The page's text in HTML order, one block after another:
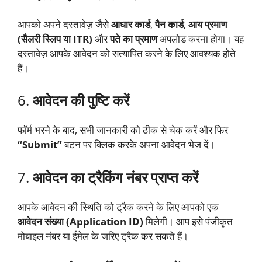
आपको अपने दस्तावेज़ जैसेआधार कार्ड,पैन कार्ड, आय प्रमाण
(सैलरी स्लिप या ITR) औरपते का प्रमाणअपलोड करना होगा। यह
दस्तावेज़ आपके आवेदन को सत्यापित करने के लिए आवश्यक होते
हैं।
6. आवेदन की पुष्टि करें
फॉर्म भरने के बाद, सभी जानकारी को ठीक से चेक करें और फिर
“Submit”बटन पर क्लिक करके अपना आवेदन भेज दें।
7. आवेदन का ट्रैकिंग नंबर प्राप्त करें
आपके आवेदन की स्थिति को ट्रैक करने के लिए आपको एक
आवेदन संख्या (Application ID)मिलेगी। आप इसे पंजीकृत
मोबाइल नंबर या ईमेल के जरिए ट्रैक कर सकते हैं।